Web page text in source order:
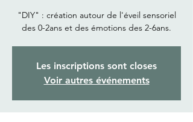
"DIY" : création autour de l'éveil sensoriel
Les inscriptions sont closes
Voir autres événements